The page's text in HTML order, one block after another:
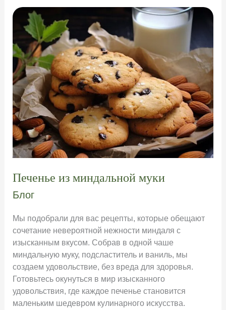
косточек
Печенье из миндальной муки
Блог
Мы подобрали для вас рецепты, которые обещают
сочетание невероятной нежности миндаля с
изысканным вкусом. Собрав в одной чаше
миндальную муку, подсластитель и ваниль, мы
создаем удовольствие, без вреда для здоровья.
Готовьтесь окунуться в мир изысканного
удовольствия, где каждое печенье становится
маленьким шедевром кулинарного искусства.